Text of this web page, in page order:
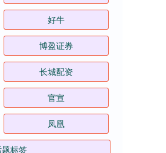
好牛
博盈证券
长城配资
官宣
凤凰
标签